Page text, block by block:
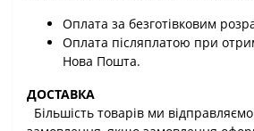
Оплата за безготівковим
Оплата післяплатою при
Нова Пошта.
ДОСТАВКА
Більшість товарів ми